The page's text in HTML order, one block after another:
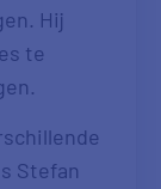
Hij
te
Stefan